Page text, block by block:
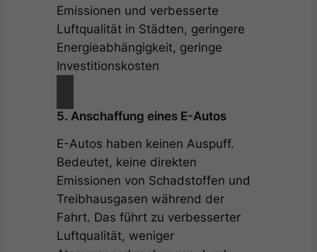
Emissionen und verbesserte
Luftqualität in Städten, geringere
Energieabhängigkeit, geringe
Investitionskosten
5. Anschaffung eines E-Autos
E-Autos haben keinen Auspuff.
Bedeutet, keine direkten
Emissionen von Schadstoffen und
Treibhausgasen während der
Fahrt. Das führt zu verbesserter
Luftqualität, weniger